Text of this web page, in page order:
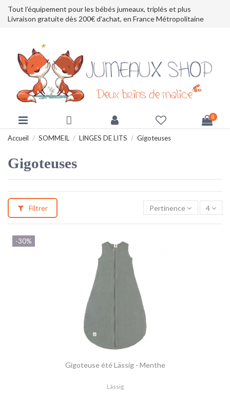
Tout l’équipement pour les bébés jumeaux, triplés et plus
Livraison gratuite dès 200€ d'achat, en France Métropolitaine
0
Accueil SOMMEIL LINGES DE LITS Gigoteuses
Gigoteuses
Filtrer Pertinence 4
-30%
Gigoteuse été Lässig - Menthe
Lässig